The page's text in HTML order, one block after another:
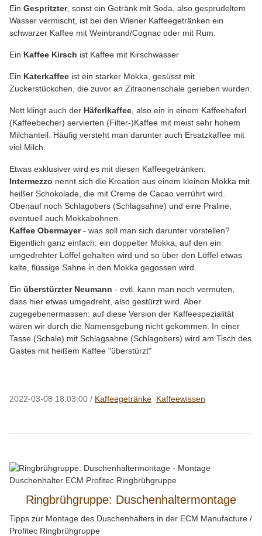
Ein Gespritzter, sonst ein Getränk mit Soda, also gesprudeltem
Wasser vermischt, ist bei den Wiener Kaffeegetränken ein
schwarzer Kaffee mit Weinbrand/Cognac oder mit Rum.
Ein Kaffee Kirsch ist Kaffee mit Kirschwasser
Ein Katerkaffee ist ein starker Mokka, gesüsst mit
Zuckerstückchen, die zuvor an Zitraonenschale gerieben wurden.
Nett klingt auch der Häferlkaffee , also ein in einem Kaffeehaferl
(Kaffeebecher) servierten (Filter-)Kaffee mit meist sehr hohem
Milchanteil. Häufig versteht man darunter auch Ersatzkaffee mit
viel Milch.
Etwas exklusiver wird es mit diesen Kaffeegetränken:
Intermezzo nennt sich die Kreation aus einem kleinen Mokka mit
heißer Schokolade, die mit Creme de Cacao verrührt wird.
Obenauf noch Schlagobers (Schlagsahne) und eine Praline,
eventuell auch Mokkabohnen.
Kaffee Obermayer- was soll man sich darunter vorstellen?
Eigentlich ganz einfach: ein doppelter Mokka, auf den ein
umgedrehter Löffel gehalten wird und so über den Löffel etwas
kalte, flüssige Sahne in den Mokka gegossen wird.
Ein überstürzter Neumann - evtl. kann man noch vermuten,
dass hier etwas umgedreht, also gestürzt wird. Aber
zugegebenermassen: auf diese Version der Kaffeespezialität
wären wir durch die Namensgebung nicht gekommen. In einer
Tasse (Schale) mit Schlagsahne (Schlagobers) wird am Tisch des
Gastes mit heißem Kaffee "überstürzt"
2022-03-08 18:03:00 / Kaffeegetränke Kaffeewissen
Ringbrühgruppe: Duschenhaltermontage
Tipps zur Montage des Duschenhalters in der ECM Manufacture /
Profitec Ringbrühgruppe